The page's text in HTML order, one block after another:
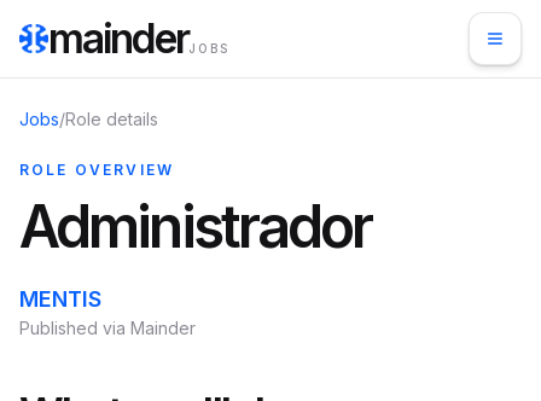
mainderJOBS
Jobs/Role details
ROLE OVERVIEW
Administrador
MENTIS
Published via Mainder